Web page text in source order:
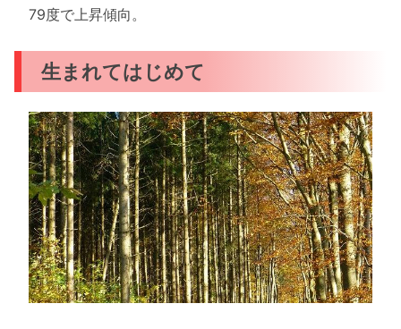
79度で上昇傾向。
生まれてはじめて